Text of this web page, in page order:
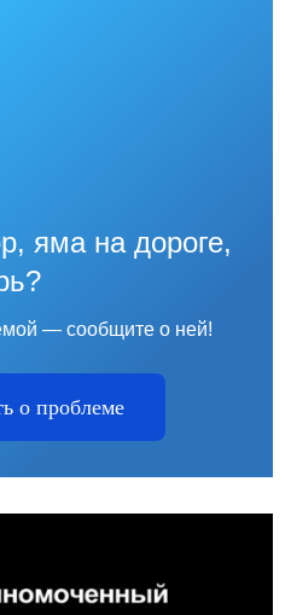
яма на дороге,
— сообщите о ней!
о проблеме